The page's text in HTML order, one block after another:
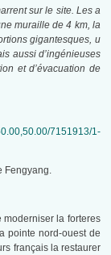
sur le site. Les a
muraille de 4 km, la
gigantesques, u
aussi d’ingénieuses
et d’évacuation de
7151913/1-
Fengyang.
moderniser la forteres
pointe nord-ouest de
français la restaurer